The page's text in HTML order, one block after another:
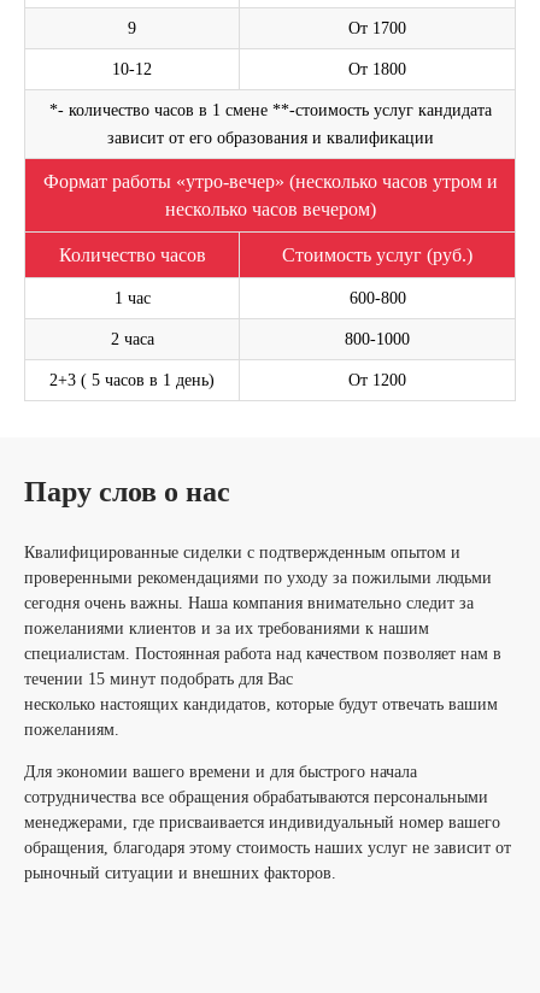
9 От 1700
10-12 От 1800
*- количество часов в 1 смене **-стоимость услуг кандидата
зависит от его образования и квалификации
Формат работы «утро-вечер» (несколько часов утром и
несколько часов вечером)
Количество часов Стоимость услуг (руб.)
1 час 600-800
2 часа 800-1000
2+3 ( 5 часов в 1 день) От 1200
Пару слов о нас
Квалифицированные сиделки с подтвержденным опытом и
проверенными рекомендациями по уходу за пожилыми людьми
сегодня очень важны. Наша компания внимательно следит за
пожеланиями клиентов и за их требованиями к нашим
специалистам. Постоянная работа над качеством позволяет нам в
течении 15 минут подобрать для Вас
несколько настоящих кандидатов, которые будут отвечать вашим
пожеланиям.
Для экономии вашего времени и для быстрого начала
сотрудничества все обращения обрабатываются персональными
менеджерами, где присваивается индивидуальный номер вашего
обращения, благодаря этому стоимость наших услуг не зависит от
рыночный ситуации и внешних факторов.
Оставьте свой номер телефона. Наш менеджер
свяжется с Вами и проконсультирует по услуге
Написать на WhatsApp
ОСТАВИТЬ ЗАЯВКУ